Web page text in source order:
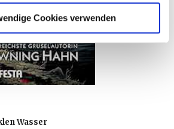
Cookies verwenden
Wasser